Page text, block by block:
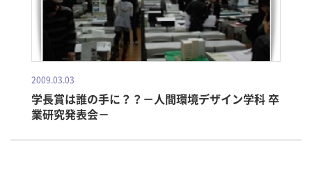
2009.03.03
学長賞は誰の手に？？－人間環境デザイン学科 卒
業研究発表会－